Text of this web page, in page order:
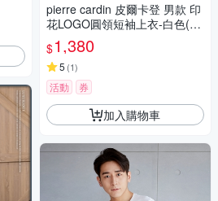
pierre cardin 皮爾卡登 男款 印
花LOGO圓領短袖上衣-白色(52
57281-90)
$1,380
5 (1)
活動 券
加入購物車